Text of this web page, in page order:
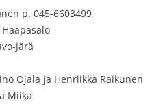
p. 045-6603499
Järä
Ojala ja Henriikka Raikunen
Miika